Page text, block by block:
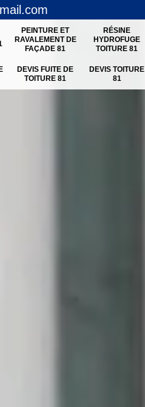
PEINTURE ET
RAVALEMENT DE
FAÇADE 81
RÉSINE
HYDROFUGE
TOITURE 81
DEVIS FUITE DE
TOITURE 81
DEVIS TOITURE
81